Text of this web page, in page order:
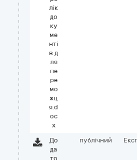
лік
до
ку
ме
нті
в д
ля
пе
ре
мо
жц
я.d
oc
x
До
да
то
публічний